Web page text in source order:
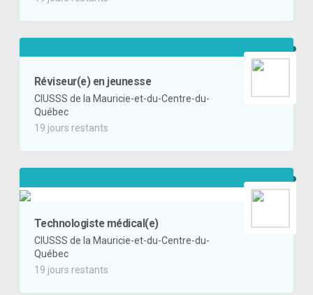
Réviseur(e) en jeunesse
CIUSSS de la Mauricie-et-du-Centre-du-
Québec
19 jours restants
Technologiste médical(e)
CIUSSS de la Mauricie-et-du-Centre-du-
Québec
19 jours restants